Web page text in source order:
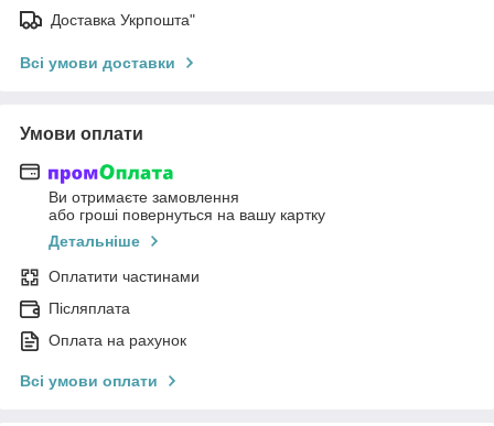
Доставка Укрпошта"
Всі умови доставки
Умови оплати
Ви отримаєте замовлення
або гроші повернуться на вашу картку
Детальніше
Оплатити частинами
Післяплата
Оплата на рахунок
Всі умови оплати